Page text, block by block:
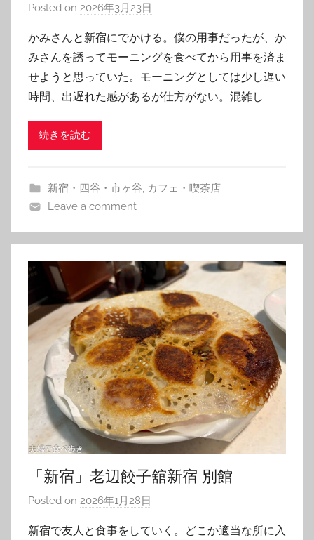
Posted on 2026年3月23日
T
o
m
かみさんと新宿にでかける。僕の用事だったが、か
みさんを誘ってモーニングを食べてから用事を済ま
せようと思っていた。モーニングとしては少し遅い
時間、出遅れた感があるが仕方がない。混雑し
続きを読む
新宿・四谷・市ヶ谷 カフェ・喫茶店
Leave a comment
「新宿」老辺餃子舘新宿 別館
Posted on 2026年1月28日
T
新宿で友人と食事をしていく。どこか適当な所に入